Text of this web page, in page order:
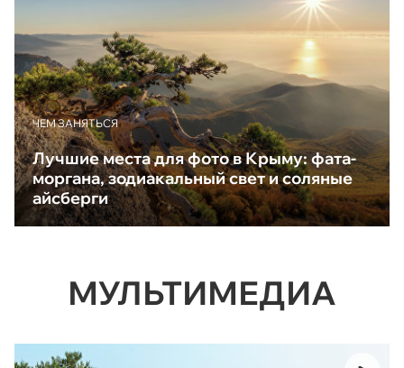
ЧЕМ ЗАНЯТЬСЯ
Лучшие места для фото в Крыму: фата-
моргана, зодиакальный свет и соляные
айсберги
МУЛЬТИМЕДИА